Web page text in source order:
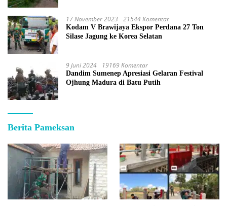
17 November 2023 21544 Komentar
Kodam V Brawijaya Ekspor Perdana 27 Ton
Silase Jagung ke Korea Selatan
9 Juni 2024 19169 Komentar
Dandim Sumenep Apresiasi Gelaran Festival
Ojhung Madura di Batu Putih
Berita Pameksan